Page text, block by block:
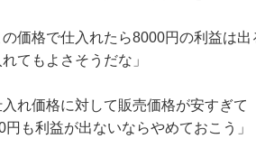
の価格で仕入れたら8000円の利益は出
てもよさそうだな」
入れ価格に対して販売価格が安すぎて
円も利益が出ないならやめておこう」